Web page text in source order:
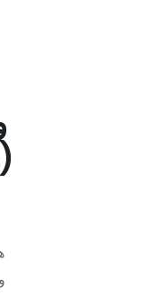
PDF - مظهر رسمي احترافي)